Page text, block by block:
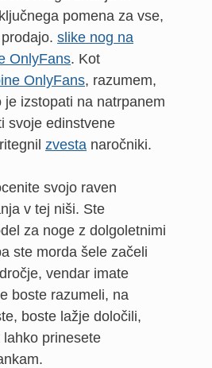
pomena za vse,
slike nog na
OnlyFans. Kot
OnlyFans, razumem,
je izstopati na natrpanem
svoje edinstvene
zvesta naročniki.
svojo raven
v tej niši. Ste
za noge z dolgoletnimi
ste morda šele začeli
vendar imate
boste razumeli, na
boste lažje določili,
prinesete